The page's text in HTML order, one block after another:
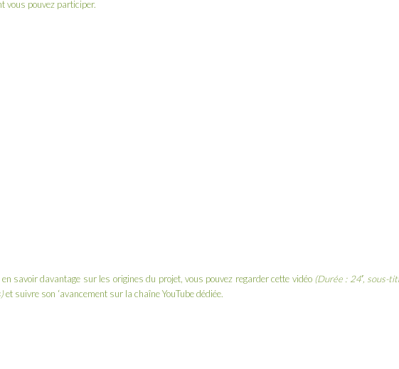
vous pouvez participer.
savoir davantage sur les origines du projet, vous pouvez regarder cette vidéo (Durée : 24′, sous-
et suivre son ‘avancement sur la chaîne YouTube dédiée.